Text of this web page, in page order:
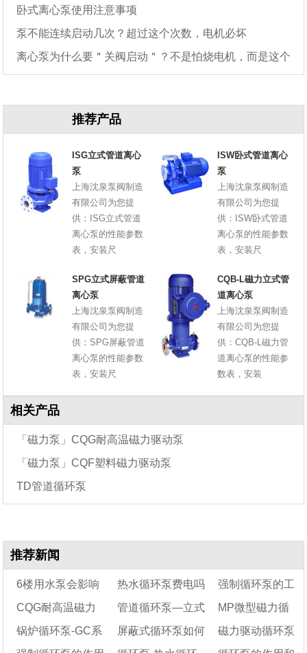
卧式离心泵使用注意事项
泵不能连续启动几次？超过这个次数，电机必坏
离心泵为什么要＂关阀启动＂？不是怕烧电机，而是这个
推荐产品
ISG立式管道离心
泵
上海沈泉泵阀制造
有限公司为您提
供：ISG立式管道
离心泵的性能参数
表，安装尺
ISW卧式管道离心
泵
上海沈泉泵阀制造
有限公司为您提
供：ISW卧式管道
离心泵的性能参数
表，安装尺
SPG立式屏蔽管道
离心泵
上海沈泉泵阀制造
有限公司为您提
供：SPG屏蔽管道
离心泵的性能参数
表，安装尺
CQB-L磁力立式管
道离心泵
上海沈泉泵阀制造
有限公司为您提
供：CQB-L磁力管
道离心泵的性能参
数表，安装
相关产品
「磁力泵」CQG耐高温磁力驱动泵
「磁力泵」CQF塑料磁力驱动泵
TD管道循环泵
推荐新闻
6楼用水泵会影响
5楼吗?
热水循环泵费电吗 强制循环泵的工
作原理
CQG耐高温磁力
驱动泵型号意义及性
管道循环泵—立式
管道循环泵
MP微型磁力循
环泵的适用领域有
锅炉循环泵-GC系 屏蔽式循环泵如何 磁力驱动循环泵